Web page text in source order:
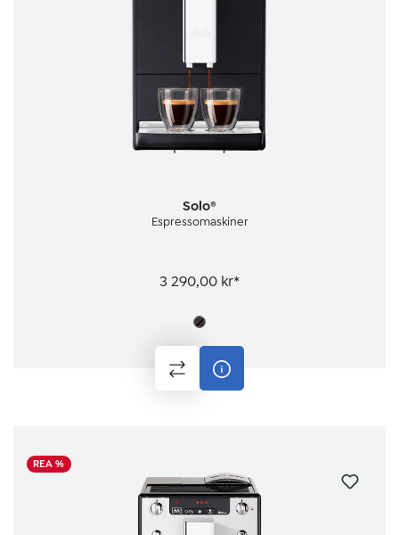
Solo®
Espressomaskiner
3 290,00 kr*
REA %